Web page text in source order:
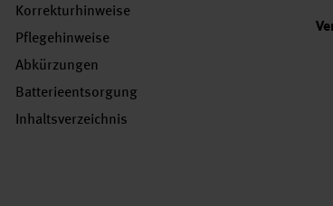
Korrekturhinweise
Pflegehinweise
Abkürzungen
Batterieentsorgung
Inhaltsverzeichnis